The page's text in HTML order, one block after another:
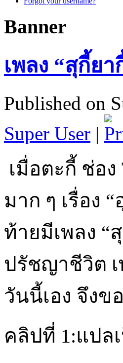
Banner
เพลง “สุกี้ยา
Published on
Super User |
เมื่อตะกี้ ช่อ
มาก ๆ เรื่อง
ท้ายมีเพลง “
ปรัชญาชีวิต
วันนี้เอง จึง
คลิปที่ 1:แปล